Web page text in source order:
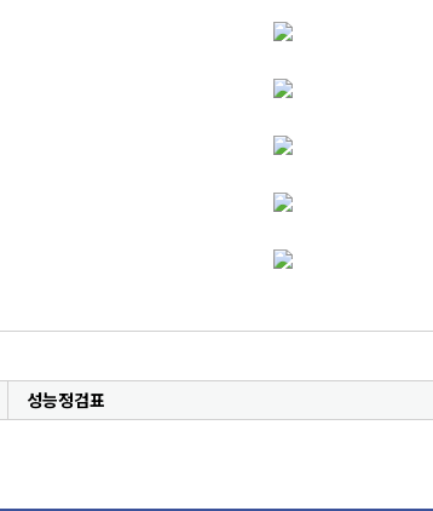
성능정검표